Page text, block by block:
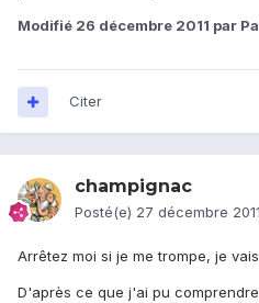
Modifié 26 décembre 2011 par
Citer
champignac
Posté(e) 27 décembre 2011
Arrêtez moi si je me trompe, je
D'après ce que j'ai pu